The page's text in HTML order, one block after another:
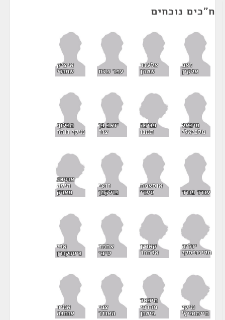
ח"כים נוכחים
זאב
אלקין
אלעזר
שטרן עפר שלח
איציק
שמולי
מיכאל
מלכיאלי
פנינה
תמנו
יואב בן
צור
מכלוף
מיקי זוהר
עודד פורר
אוסאמה
סעדי
רועי
פולקמן
אוסנת
הילה
מארק
יוליה
מלינובסקי
קארין
אלהרר
אחמד
טיבי
אבי
ניסנקורן
מיקי
חיימוביץ'
מיכאל
מרדכי
ביטון
צבי
האוזר
אמיר
אוחנה